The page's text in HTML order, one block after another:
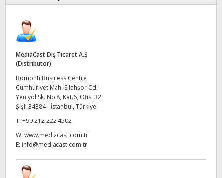
Malaysia
Netherlands
New Zealand
Norway
Poland
Portugal
MediaCast Dış Ticaret A.Ş
(Distributor)
Bomonti Business Centre
Cumhuriyet Mah. Silahşor Cd.
Yeniyol Sk. No.8, Kat.6, Ofis. 32
Şişli 34384 - İstanbul, Türkiye
T: +90 212 222 4502
W: www.mediacast.com.tr
E: info@mediacast.com.tr